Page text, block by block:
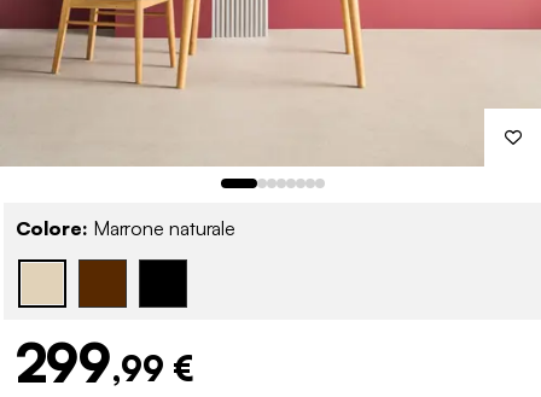
Colore: Marrone naturale
299,99 €